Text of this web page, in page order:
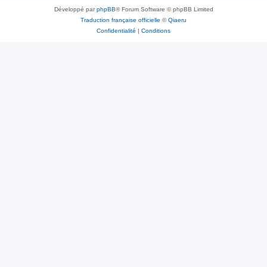
Développé parphpBB® Forum Software © phpBB Limited
Traduction française officielle ©Qiaeru
Confidentialité | Conditions